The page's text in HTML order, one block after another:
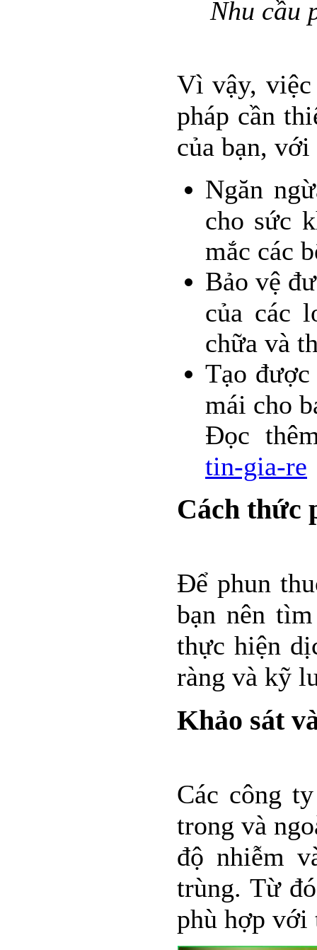
Nhu cầu
Vì vậy, việc
pháp cần
của bạn,
Ngăn
cho sức
mắc các
Bảo vệ
của các
chữa và
Tạo được
mái cho
Đọc
tin-gia-re
Cách thức
Để phun
bạn nên
thực hiện
ràng và kỹ
Khảo sát
Các công
trong và
độ nhiễm
trùng. Từ
phù hợp với